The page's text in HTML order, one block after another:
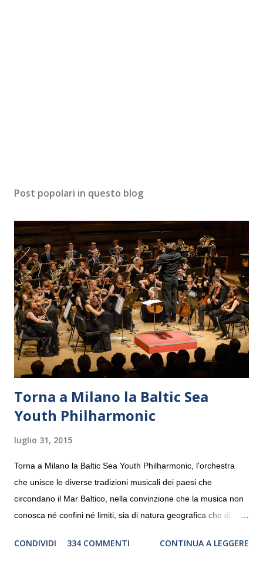
Post popolari in questo blog
Torna a Milano la Baltic Sea
Youth Philharmonic
luglio 31, 2015
Torna a Milano la Baltic Sea Youth Philharmonic, l'orchestra
che unisce le diverse tradizioni musicali dei paesi che
circondano il Mar Baltico, nella convinzione che la musica non
conosca né confini né limiti, sia di natura geografica che di
debutterà il 10 settembre a Heiden, in Germania, e toccherà, in
CONDIVIDI 334 COMMENTI CONTINUA A LEGGERE